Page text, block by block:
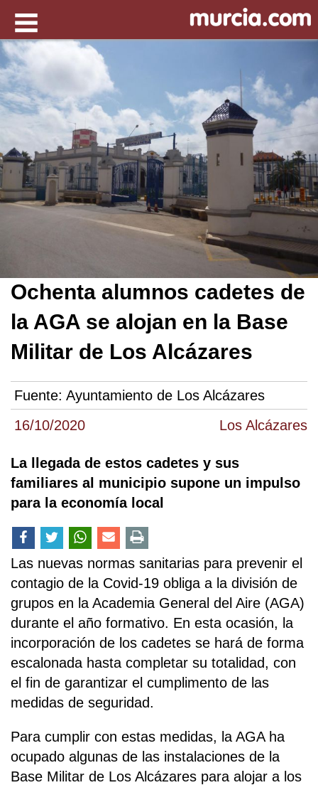
16/10/2020 Los Alcázares
Ochenta alumnos cadetes de
la AGA se alojan en la Base
Militar de Los Alcázares
Fuente: Ayuntamiento de Los Alcázares
La llegada de estos cadetes y sus
familiares al municipio supone un impulso
para la economía local
Las nuevas normas sanitarias para prevenir el
contagio de la Covid-19 obliga a la división de
grupos en la Academia General del Aire (AGA)
durante el año formativo. En esta ocasión, la
incorporación de los cadetes se hará de forma
escalonada hasta completar su totalidad, con
el fin de garantizar el cumplimento de las
medidas de seguridad.
Para cumplir con estas medidas, la AGA ha
ocupado algunas de las instalaciones de la
Base Militar de Los Alcázares para alojar a los